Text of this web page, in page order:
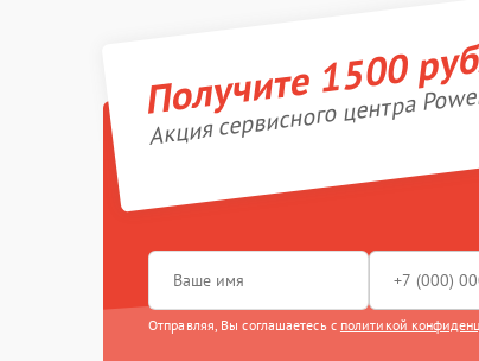
Получите 1500
Акция сервисного центра
Отправляя, Вы соглашаетесь с политикой